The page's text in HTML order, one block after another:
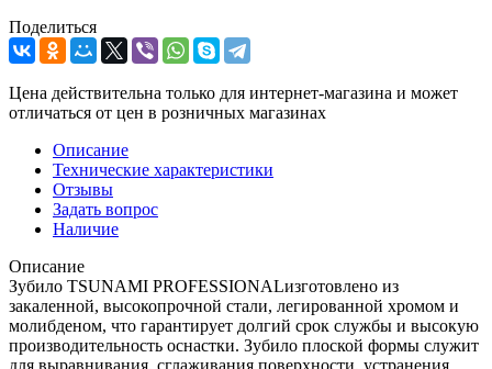
Поделиться
Цена действительна только для интернет-магазина и может
отличаться от цен в розничных магазинах
Описание
Технические характеристики
Отзывы
Задать вопрос
Наличие
Описание
Зубило TSUNAMI PROFESSIONALизготовлено из
закаленной, высокопрочной стали, легированной хромом и
молибденом, что гарантирует долгий срок службы и высокую
производительность оснастки. Зубило плоской формы служит
для выравнивания, сглаживания поверхности, устранения